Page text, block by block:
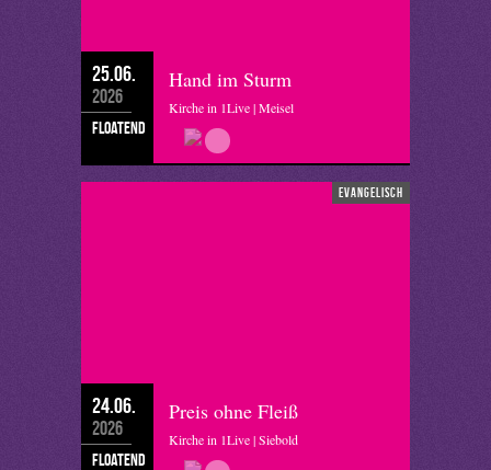
25.06.
2026
floatend
Hand im Sturm
Kirche in 1Live | Meisel
evangelisch
24.06.
2026
floatend
Preis ohne Fleiß
Kirche in 1Live | Siebold